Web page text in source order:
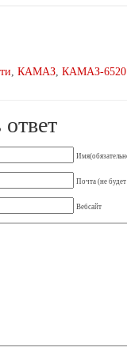
КАМАЗ КАМАЗ-6520
Почта (не
Вебсайт